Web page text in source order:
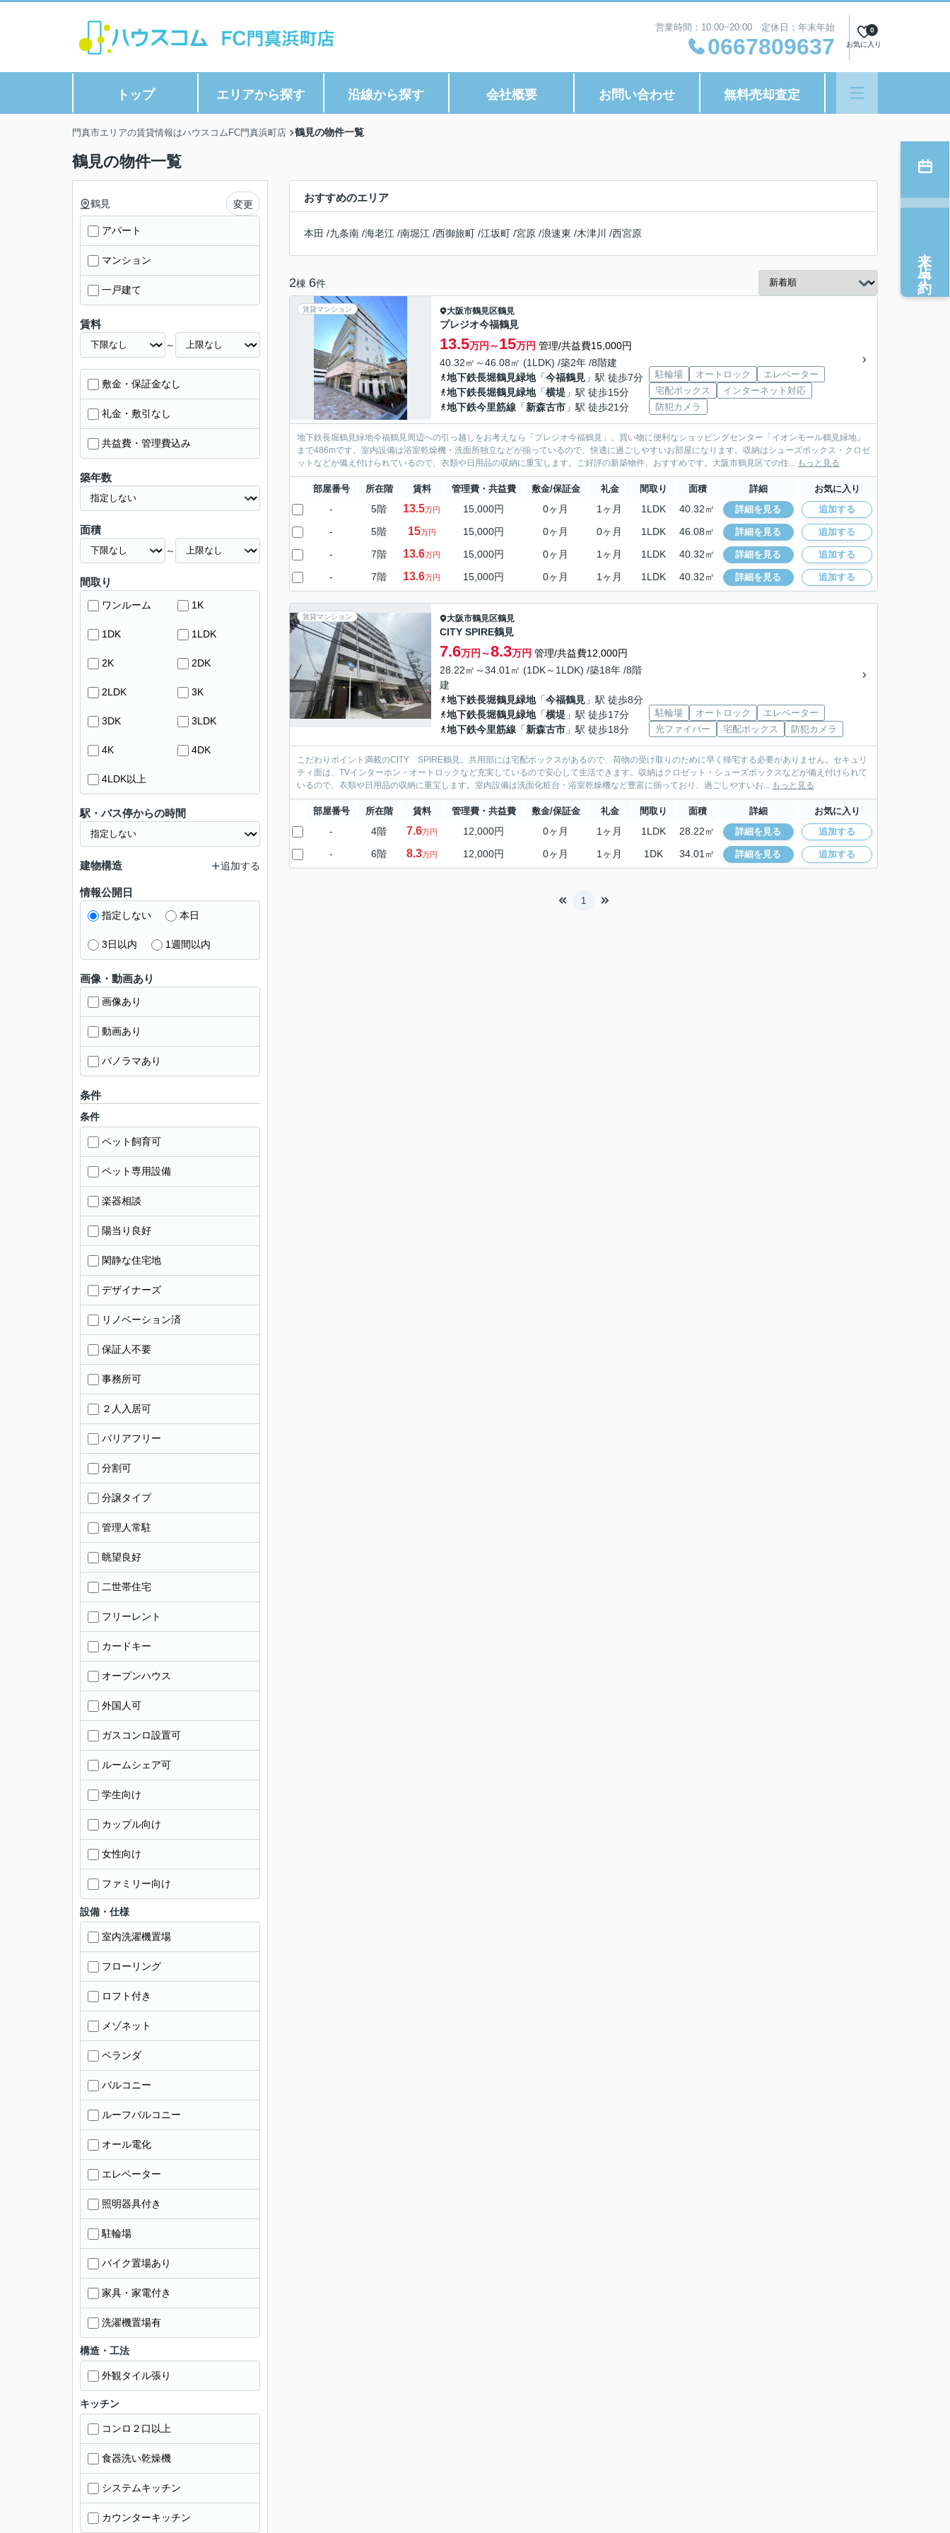
営業時間：10:00~20:00 定休日：年末年始
0667809637 お気に入り
0
トップ エリアから探す 沿線から探す 会社概要 お問い合わせ 無料売却査定
門真市エリアの賃貸情報はハウスコムFC門真浜町店 鶴見の物件一覧
鶴見の物件一覧
おすすめのエリア
本田 /九条南 /海老江 /南堀江 /西御旅町 /江坂町 /宮原 /浪速東 /木津川 /西宮原
2棟 6件
賃貸マンション 大阪市鶴見区鶴見
プレジオ今福鶴見
13.5万円～15万円 管理/共益費15,000円
40.32㎡～46.08㎡ (1LDK) /築2年 /8階建
地下鉄長堀鶴見緑地「今福鶴見 」駅 徒歩7分
地下鉄長堀鶴見緑地「横堤 」駅 徒歩15分
地下鉄今里筋線 「新森古市 」駅 徒歩21分
駐輪場 オートロック
エレベーター
宅配ボックス
インターネット対応
防犯カメラ
地下鉄長堀鶴見緑地今福鶴見周辺への引っ越しをお考えなら「プレジオ今福鶴見」。買い物に便利なショッピングセンター「イオンモール鶴見緑地」
まで486mです。室内設備は浴室乾燥機・洗面所独立などが揃っているので、快適に過ごしやすいお部屋になります。収納はシューズボックス・クロゼ
ットなどが備え付けられているので、衣類や日用品の収納に重宝します。ご好評の新築物件、おすすめです。大阪市鶴見区での住... もっと見る
部屋番号 所在階 賃料 管理費・共益費 敷金/保証金 礼金 間取り 面積 詳細 お気に入り
- 5階 13.5万円 15,000円 0ヶ月 1ヶ月 1LDK 40.32㎡ 詳細を見る 追加する
- 5階 15万円 15,000円 0ヶ月 0ヶ月 1LDK 46.08㎡ 詳細を見る 追加する
- 7階 13.6万円 15,000円 0ヶ月 1ヶ月 1LDK 40.32㎡ 詳細を見る 追加する
- 7階 13.6万円 15,000円 0ヶ月 1ヶ月 1LDK 40.32㎡ 詳細を見る 追加する
賃貸マンション 大阪市鶴見区鶴見
CITY SPIRE鶴見
7.6万円～8.3万円 管理/共益費12,000円
28.22㎡～34.01㎡ (1DK～1LDK) /築18年 /8階
建
地下鉄長堀鶴見緑地「今福鶴見 」駅 徒歩8分
地下鉄長堀鶴見緑地「横堤 」駅 徒歩17分
地下鉄今里筋線 「新森古市 」駅 徒歩18分
駐輪場 オートロック
エレベーター
光ファイバー
宅配ボックス 防犯カメラ
こだわりポイント満載のCITY SPIRE鶴見。共用部には宅配ボックスがあるので、荷物の受け取りのために早く帰宅する必要がありません。セキュリ
ティ面は、TVインターホン・オートロックなど充実しているので安心して生活できます。収納はクロゼット・シューズボックスなどが備え付けられて
いるので、衣類や日用品の収納に重宝します。室内設備は洗面化粧台・浴室乾燥機など豊富に揃っており、過ごしやすいお... もっと見る
部屋番号 所在階 賃料 管理費・共益費 敷金/保証金 礼金 間取り 面積 詳細 お気に入り
- 4階 7.6万円 12,000円 0ヶ月 1ヶ月 1LDK 28.22㎡ 詳細を見る 追加する
- 6階 8.3万円 12,000円 0ヶ月 1ヶ月 1DK 34.01㎡ 詳細を見る 追加する
1
鶴見 変更
アパート
マンション
一戸建て
賃料
～
敷金・保証金なし
礼金・敷引なし
共益費・管理費込み
築年数
面積
～
間取り
ワンルーム 1K
1DK 1LDK
2K 2DK
2LDK 3K
3DK 3LDK
4K 4DK
4LDK以上
駅・バス停からの時間
建物構造 追加する
情報公開日
指定しない 本日
3日以内 1週間以内
画像・動画あり
画像あり
動画あり
パノラマあり
条件
条件
ペット飼育可
ペット専用設備
楽器相談
陽当り良好
閑静な住宅地
デザイナーズ
リノベーション済
保証人不要
事務所可
２人入居可
バリアフリー
分割可
分譲タイプ
管理人常駐
眺望良好
二世帯住宅
フリーレント
カードキー
オープンハウス
外国人可
ガスコンロ設置可
ルームシェア可
学生向け
カップル向け
女性向け
ファミリー向け
設備・仕様
室内洗濯機置場
フローリング
ロフト付き
メゾネット
ベランダ
バルコニー
ルーフバルコニー
オール電化
エレベーター
照明器具付き
駐輪場
バイク置場あり
家具・家電付き
洗濯機置場有
構造・工法
外観タイル張り
キッチン
コンロ２口以上
食器洗い乾燥機
システムキッチン
カウンターキッチン
来店予約